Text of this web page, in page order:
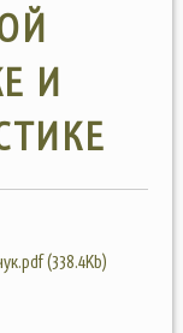
И
(338.4Kb)